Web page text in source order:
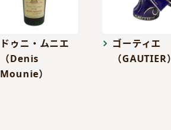
ドゥニ・ムニエ
（Denis
Mounie）
ゴーティエ
（GAUTIER）